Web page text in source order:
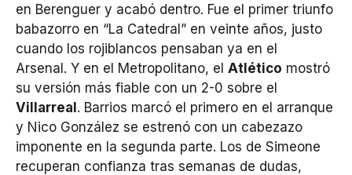
en Berenguer y acabó dentro. Fue el primer triunfo
babazorro en “La Catedral” en veinte años, justo
cuando los rojiblancos pensaban ya en el
Arsenal. Y en el Metropolitano, el Atlético mostró
su versión más fiable con un 2-0 sobre el
Villarreal. Barrios marcó el primero en el arranque
y Nico González se estrenó con un cabezazo
imponente en la segunda parte. Los de Simeone
recuperan confianza tras semanas de dudas,